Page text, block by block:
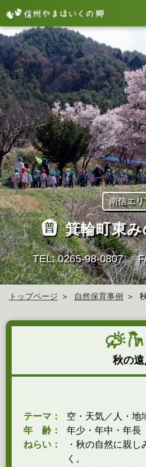
南信エリ
箕輪町東
TEL: 0265-98-0807
トップページ 自然保育事例
秋の
テーマ：
空・天気／人・地
年 齢：
年少・年中・年長
ねらい：
・秋の自然に親
く。